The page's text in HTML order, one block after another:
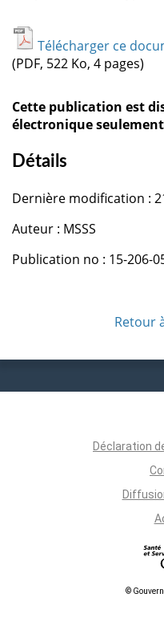
Télécharger ce
(PDF, 522 Ko, 4 pages)
Cette publication est
électronique seulement
Détails
Dernière modification :
Auteur : MSSS
Publication no : 15-206-
Retour
Déclaration
©